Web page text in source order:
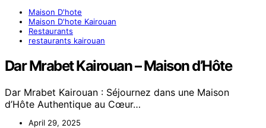
Maison D'hote
Maison D'hote Kairouan
Restaurants
restaurants kairouan
Dar Mrabet Kairouan – Maison d’Hôte
Dar Mrabet Kairouan : Séjournez dans une Maison
d’Hôte Authentique au Cœur…
April 29, 2025